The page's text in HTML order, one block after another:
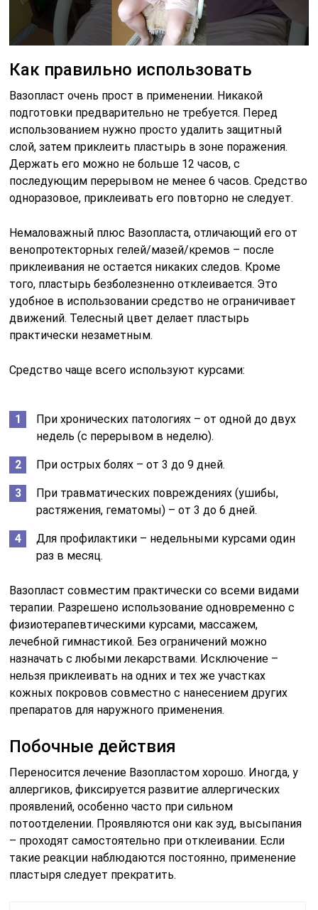
Как правильно использовать
Вазопласт очень прост в применении. Никакой
подготовки предварительно не требуется. Перед
использованием нужно просто удалить защитный
слой, затем приклеить пластырь в зоне поражения.
Держать его можно не больше 12 часов, с
последующим перерывом не менее 6 часов. Средство
одноразовое, приклеивать его повторно не следует.
Немаловажный плюс Вазопласта, отличающий его от
венопротекторных гелей/мазей/кремов – после
приклеивания не остается никаких следов. Кроме
того, пластырь безболезненно отклеивается. Это
удобное в использовании средство не ограничивает
движений. Телесный цвет делает пластырь
практически незаметным.
Средство чаще всего используют курсами:
При хронических патологиях – от одной до двух
недель (с перерывом в неделю).
При острых болях – от 3 до 9 дней.
При травматических повреждениях (ушибы,
растяжения, гематомы) – от 3 до 6 дней.
Для профилактики – недельными курсами один
раз в месяц.
Вазопласт совместим практически со всеми видами
терапии. Разрешено использование одновременно с
физиотерапевтическими курсами, массажем,
лечебной гимнастикой. Без ограничений можно
назначать с любыми лекарствами. Исключение –
нельзя приклеивать на одних и тех же участках
кожных покровов совместно с нанесением других
препаратов для наружного применения.
Побочные действия
Переносится лечение Вазопластом хорошо. Иногда, у
аллергиков, фиксируется развитие аллергических
проявлений, особенно часто при сильном
потоотделении. Проявляются они как зуд, высыпания
– проходят самостоятельно при отклеивании. Если
такие реакции наблюдаются постоянно, применение
пластыря следует прекратить.